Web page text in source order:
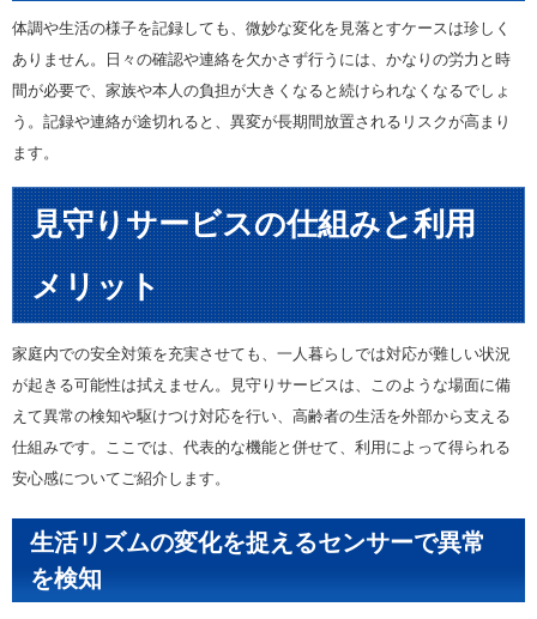
体調や生活の様子を記録しても、微妙な変化を見落とすケースは珍しく
ありません。日々の確認や連絡を欠かさず行うには、かなりの労力と時
間が必要で、家族や本人の負担が大きくなると続けられなくなるでしょ
う。記録や連絡が途切れると、異変が長期間放置されるリスクが高まり
ます。
見守りサービスの仕組みと利用
メリット
家庭内での安全対策を充実させても、一人暮らしでは対応が難しい状況
が起きる可能性は拭えません。見守りサービスは、このような場面に備
えて異常の検知や駆けつけ対応を行い、高齢者の生活を外部から支える
仕組みです。ここでは、代表的な機能と併せて、利用によって得られる
安心感についてご紹介します。
生活リズムの変化を捉えるセンサーで異常
を検知